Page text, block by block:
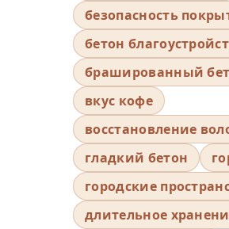
безопасность
бетон
брашированный
вкус кофе
восстановление
гладкий бетон
городские
длительное